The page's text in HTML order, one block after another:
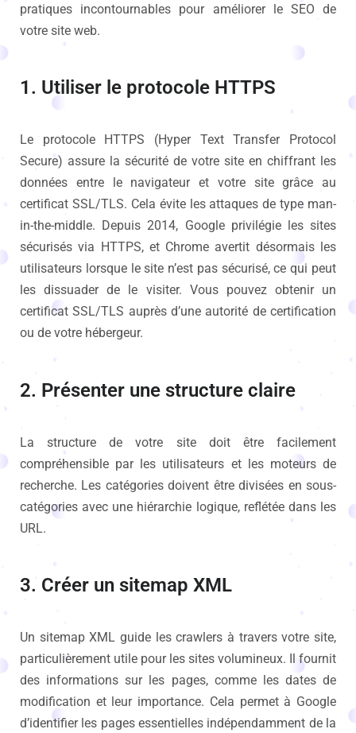
pratiques incontournables pour améliorer le SEO de
votre site web.
1. Utiliser le protocole HTTPS
Le protocole HTTPS (Hyper Text Transfer Protocol
Secure) assure la sécurité de votre site en chiffrant les
données entre le navigateur et votre site grâce au
certificat SSL/TLS. Cela évite les attaques de type man-
in-the-middle. Depuis 2014, Google privilégie les sites
sécurisés via HTTPS, et Chrome avertit désormais les
utilisateurs lorsque le site n’est pas sécurisé, ce qui peut
les dissuader de le visiter. Vous pouvez obtenir un
certificat SSL/TLS auprès d’une autorité de certification
ou de votre hébergeur.
2. Présenter une structure claire
La structure de votre site doit être facilement
compréhensible par les utilisateurs et les moteurs de
recherche. Les catégories doivent être divisées en sous-
catégories avec une hiérarchie logique, reflétée dans les
URL.
3. Créer un sitemap XML
Un sitemap XML guide les crawlers à travers votre site,
particulièrement utile pour les sites volumineux. Il fournit
des informations sur les pages, comme les dates de
modification et leur importance. Cela permet à Google
d’identifier les pages essentielles indépendamment de la